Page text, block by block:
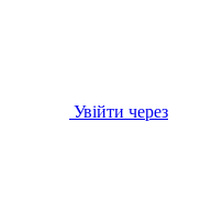
Увійти через